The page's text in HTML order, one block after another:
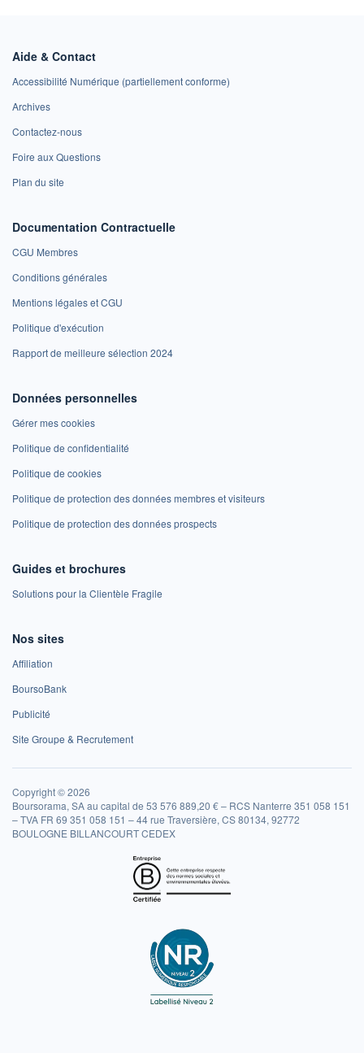
Aide & Contact
Accessibilité Numérique (partiellement conforme)
Archives
Contactez-nous
Foire aux Questions
Plan du site
Documentation Contractuelle
CGU Membres
Conditions générales
Mentions légales et CGU
Politique d'exécution
Rapport de meilleure sélection 2024
Données personnelles
Gérer mes cookies
Politique de confidentialité
Politique de cookies
Politique de protection des données membres et visiteurs
Politique de protection des données prospects
Guides et brochures
Solutions pour la Clientèle Fragile
Nos sites
Affiliation
BoursoBank
Publicité
Site Groupe & Recrutement
Copyright © 2026
Boursorama, SA au capital de 53 576 889,20 € – RCS Nanterre 351 058 151
– TVA FR 69 351 058 151 – 44 rue Traversière, CS 80134, 92772
BOULOGNE BILLANCOURT CEDEX